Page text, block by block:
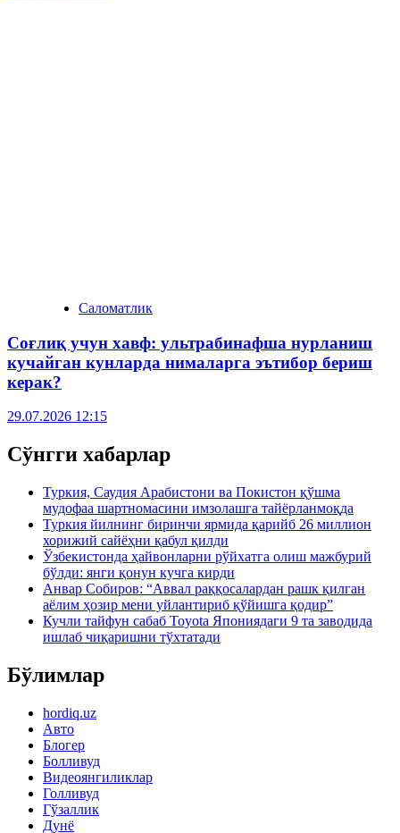
Саломатлик
Соғлиқ учун хавф: ультрабинафша нурланиш
кучайган кунларда нималарга эътибор бериш
керак?
29.07.2026 12:15
Сўнгги хабарлар
Туркия, Саудия Арабистони ва Покистон қўшма
мудофаа шартномасини имзолашга тайёрланмоқда
Туркия йилнинг биринчи ярмида қарийб 26 миллион
хорижий сайёҳни қабул қилди
Ўзбекистонда ҳайвонларни рўйхатга олиш мажбурий
бўлди: янги қонун кучга кирди
Анвар Собиров: “Аввал раққосалардан рашк қилган
аёлим ҳозир мени уйлантириб қўйишга қодир”
Кучли тайфун сабаб Toyota Япониядаги 9 та заводида
ишлаб чиқаришни тўхтатади
Бўлимлар
hordiq.uz
Авто
Блогер
Болливуд
Видеоянгиликлар
Голливуд
Гўзаллик
Дунё